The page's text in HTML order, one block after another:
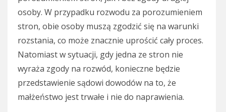
osoby. W przypadku rozwodu za porozumieniem
stron, obie osoby muszą zgodzić się na warunki
rozstania, co może znacznie uprościć cały proces.
Natomiast w sytuacji, gdy jedna ze stron nie
wyraża zgody na rozwód, konieczne będzie
przedstawienie sądowi dowodów na to, że
małżeństwo jest trwałe i nie do naprawienia.